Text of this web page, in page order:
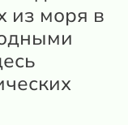
из моря в